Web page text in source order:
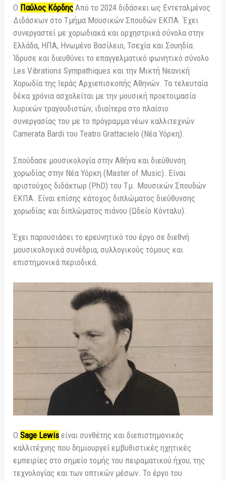
O Παύλος Κόρδης Από το 2024 διδάσκει ως Εντεταλμένος
Διδάσκων στο Τμήμα Μουσικών Σπουδών ΕΚΠΑ. Έχει
συνεργαστεί με χορωδιακά και ορχηστρικά σύνολα στην
Ελλάδα, ΗΠΑ, Ηνωμένο Βασίλειο, Τσεχία και Σουηδία.
Ίδρυσε και διευθύνει το επαγγελματικό φωνητικό σύνολο
Les Vibrations Sympathiques και την Μικτή Νεανική
Χορωδία της Ιεράς Αρχιεπισκοπής Αθηνών. Τα τελευταία
δέκα χρόνια ασχολείται με την μουσική προετοιμασία
λυρικών τραγουδιστών, ιδιαίτερα στο πλαίσιο
συνεργασίας του με το πρόγραμμα νέων καλλιτεχνών
Camerata Bardi του Teatro Grattacielo (Νέα Υόρκη).
Σπούδασε μουσικολογία στην Αθήνα και διεύθυνση
χορωδίας στην Νέα Υόρκη (Master of Music). Είναι
αριστούχος διδάκτωρ (PhD) του Τμ. Μουσικών Σπουδών
ΕΚΠΑ. Είναι επίσης κάτοχος διπλώματος διεύθυνσης
χορωδίας και διπλώματος πιάνου (Ωδείο Κόνταλυ).
Έχει παρουσιάσει το ερευνητικό του έργο σε διεθνή
μουσικολογικά συνέδρια, συλλογικούς τόμους και
επιστημονικά περιοδικά.
ΟSage Lewis είναι συνθέτης και διεπιστημονικός
καλλιτέχνης που δημιουργεί εμβυθιστικές ηχητικές
εμπειρίες στο σημείο τομής του πειραματικού ήχου, της
τεχνολογίας και των οπτικών μέσων. Το έργο του